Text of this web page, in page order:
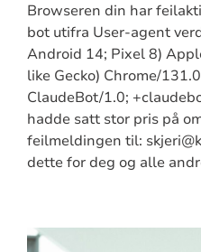
Browseren din har
bot utifra User-agent
Android 14; Pixel 8)
like Gecko) Chrome/
ClaudeBot/1.0;
hadde satt stor pris på
feilmeldingen til:
dette for deg og alle